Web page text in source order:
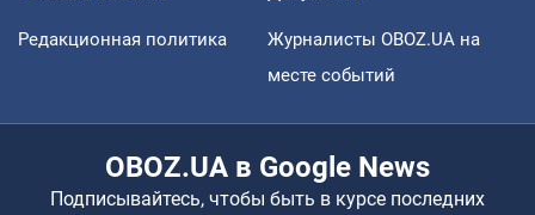
Редакционная политика
Журналисты OBOZ.UA на
месте событий
OBOZ.UA в Google News
Подписывайтесь, чтобы быть в курсе последних